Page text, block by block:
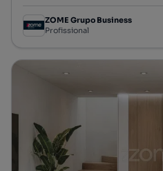
ZOME Grupo Business
Profissional